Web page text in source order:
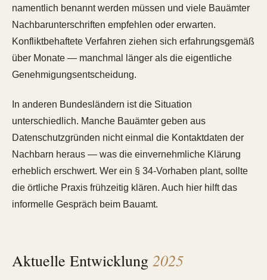
namentlich benannt werden müssen und viele Bauämter
Nachbarunterschriften empfehlen oder erwarten.
Konfliktbehaftete Verfahren ziehen sich erfahrungsgemäß
über Monate — manchmal länger als die eigentliche
Genehmigungsentscheidung.
In anderen Bundesländern ist die Situation
unterschiedlich. Manche Bauämter geben aus
Datenschutzgründen nicht einmal die Kontaktdaten der
Nachbarn heraus — was die einvernehmliche Klärung
erheblich erschwert. Wer ein § 34-Vorhaben plant, sollte
die örtliche Praxis frühzeitig klären. Auch hier hilft das
informelle Gespräch beim Bauamt.
Aktuelle Entwicklung 2025